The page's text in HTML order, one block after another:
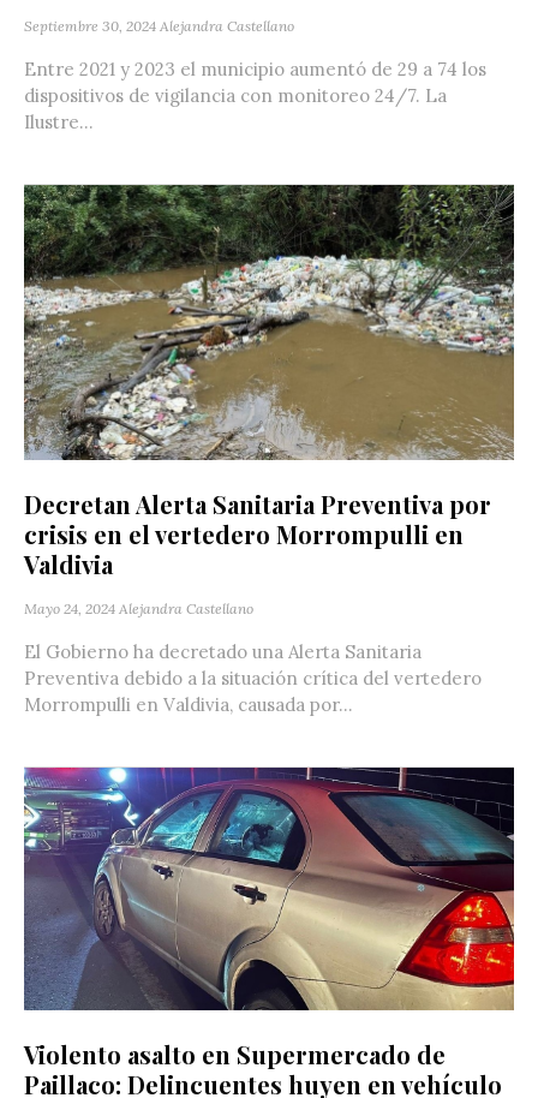
Septiembre 30, 2024 Alejandra Castellano
Entre 2021 y 2023 el municipio aumentó de 29 a 74 los
dispositivos de vigilancia con monitoreo 24/7. La
Ilustre...
Decretan Alerta Sanitaria Preventiva por
crisis en el vertedero Morrompulli en
Valdivia
Mayo 24, 2024 Alejandra Castellano
El Gobierno ha decretado una Alerta Sanitaria
Preventiva debido a la situación crítica del vertedero
Morrompulli en Valdivia, causada por...
Violento asalto en Supermercado de
Paillaco: Delincuentes huyen en vehículo